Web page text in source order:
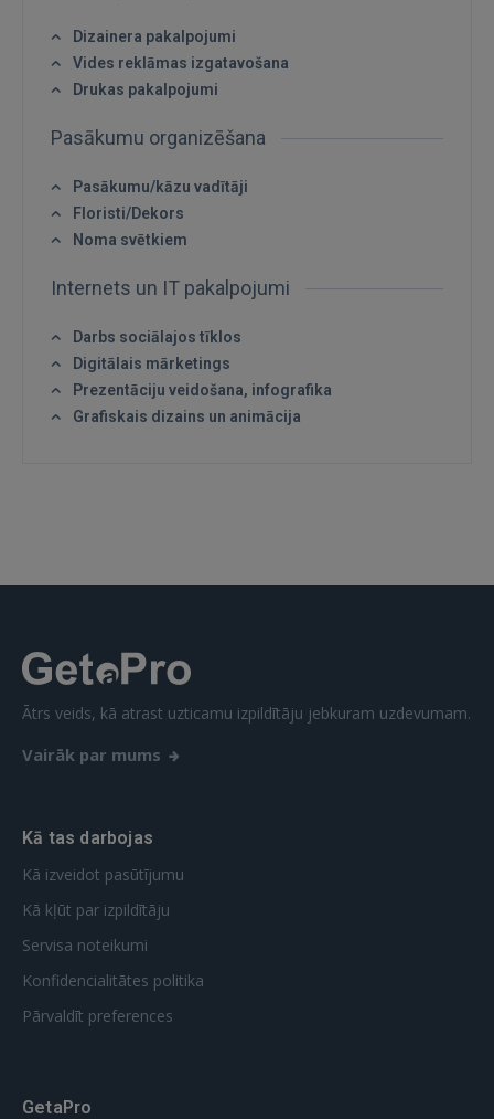
 Sign in with Apple
Vēl neesat reģistrējies?
Dizainera pakalpojumi
Vides reklāmas izgatavošana
Drukas pakalpojumi
Pasākumu organizēšana
Pasākumu/kāzu vadītāji
Floristi/Dekors
Noma svētkiem
Internets un IT pakalpojumi
Darbs sociālajos tīklos
Digitālais mārketings
Prezentāciju veidošana, infografika
Grafiskais dizains un animācija
Ātrs veids, kā atrast uzticamu izpildītāju jebkuram uzdevumam.
Vairāk par mums
Kā tas darbojas
Kā izveidot pasūtījumu
Kā kļūt par izpildītāju
Servisa noteikumi
Konfidencialitātes politika
Pārvaldīt preferences
GetaPro